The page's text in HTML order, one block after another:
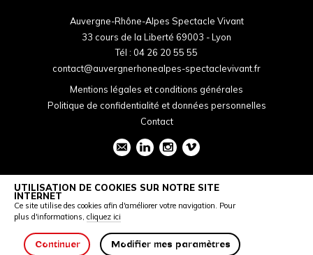
Auvergne-Rhône-Alpes Spectacle Vivant
33 cours de la Liberté 69003 - Lyon
Tél : 04 26 20 55 55
contact@auvergnerhonealpes-spectaclevivant.fr
Mentions légales et conditions générales
Politique de confidentialité et données personnelles
Contact
UTILISATION DE COOKIES SUR NOTRE SITE
INTERNET
Ce site utilise des cookies afin d'améliorer votre navigation. Pour
plus d'informations, cliquez ici
Continuer Modifier mes paramètres